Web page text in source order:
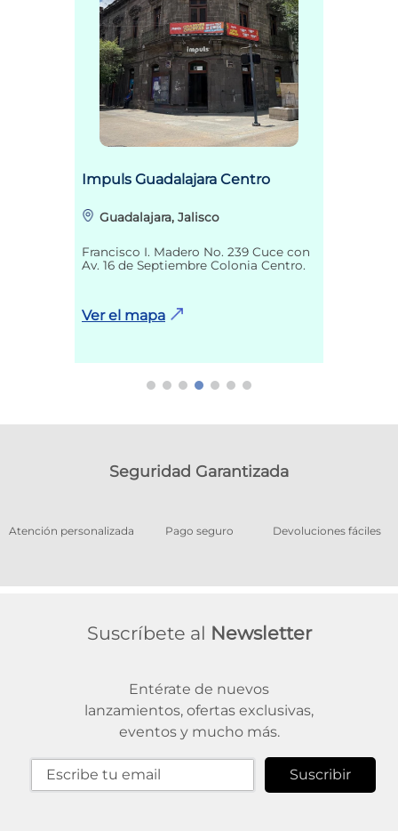
Impuls Guadalajara Centro
Guadalajara, Jalisco
Francisco I. Madero No. 239 Cuce con
Av. 16 de Septiembre Colonia Centro.
Ver el mapa
Seguridad Garantizada
Atención personalizada Pago seguro Devoluciones fáciles
Suscríbete al Newsletter
Entérate de nuevos
lanzamientos, ofertas exclusivas,
eventos y mucho más.
Suscribir